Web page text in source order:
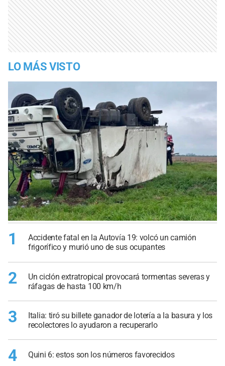
LO MÁS VISTO
1
Accidente fatal en la Autovía 19: volcó un camión
frigorífico y murió uno de sus ocupantes
2
Un ciclón extratropical provocará tormentas severas y
ráfagas de hasta 100 km/h
3
Italia: tiró su billete ganador de lotería a la basura y los
recolectores lo ayudaron a recuperarlo
4 Quini 6: estos son los números favorecidos